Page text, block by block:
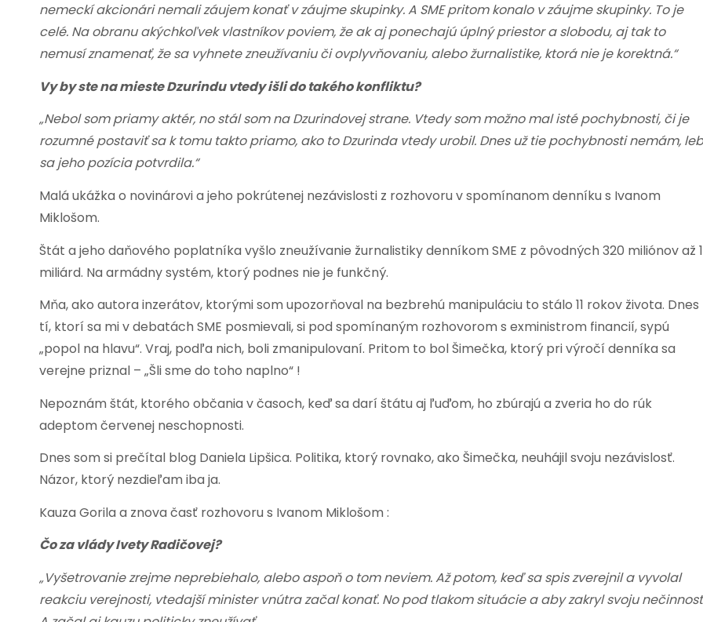
nemeckí akcionári nemali záujem konať v záujme skupinky. A SME pritom konalo v záujme skupinky. To je
celé. Na obranu akýchkoľvek vlastníkov poviem, že ak aj ponechajú úplný priestor a slobodu, aj tak to
nemusí znamenať, že sa vyhnete zneužívaniu či ovplyvňovaniu, alebo žurnalistike, ktorá nie je korektná.“
Vy by ste na mieste Dzurindu vtedy išli do takého konfliktu?
„Nebol som priamy aktér, no stál som na Dzurindovej strane. Vtedy som možno mal isté pochybnosti, či je
rozumné postaviť sa k tomu takto priamo, ako to Dzurinda vtedy urobil. Dnes už tie pochybnosti nemám,
sa jeho pozícia potvrdila.“
Malá ukážka o novinárovi a jeho pokrútenej nezávislosti z rozhovoru v spomínanom denníku s Ivanom
Miklošom.
Štát a jeho daňového poplatníka vyšlo zneužívanie žurnalistiky denníkom SME z pôvodných 320 miliónov až
miliárd. Na armádny systém, ktorý podnes nie je funkčný.
Mňa, ako autora inzerátov, ktorými som upozorňoval na bezbrehú manipuláciu to stálo 11 rokov života. Dnes
tí, ktorí sa mi v debatách SME posmievali, si pod spomínaným rozhovorom s exministrom financií, sypú
„popol na hlavu“. Vraj, podľa nich, boli zmanipulovaní. Pritom to bol Šimečka, ktorý pri výročí denníka sa
verejne priznal – „Šli sme do toho naplno“ !
Nepoznám štát, ktorého občania v časoch, keď sa darí štátu aj ľuďom, ho zbúrajú a zveria ho do rúk
adeptom červenej neschopnosti.
Dnes som si prečítal blog Daniela Lipšica. Politika, ktorý rovnako, ako Šimečka, neuhájil svoju nezávislosť.
Názor, ktorý nezdieľam iba ja.
Kauza Gorila a znova časť rozhovoru s Ivanom Miklošom :
Čo za vlády Ivety Radičovej?
„Vyšetrovanie zrejme neprebiehalo, alebo aspoň o tom neviem. Až potom, keď sa spis zverejnil a vyvolal
reakciu verejnosti, vtedajší minister vnútra začal konať. No pod tlakom situácie a aby zakryl svoju